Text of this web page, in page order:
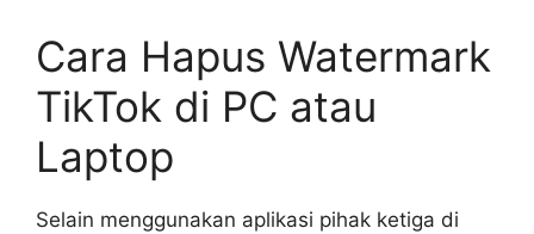
Cara Hapus Watermark
TikTok di PC atau
Laptop
Selain menggunakan aplikasi pihak ketiga di